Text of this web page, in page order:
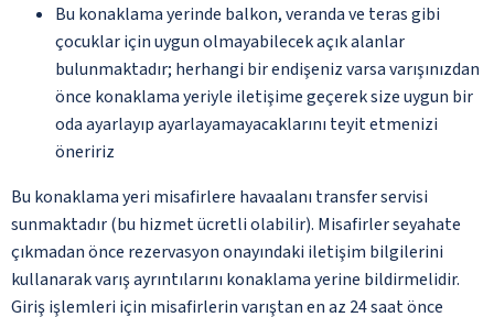
Bu konaklama yerinde balkon, veranda ve teras gibi
çocuklar için uygun olmayabilecek açık alanlar
bulunmaktadır; herhangi bir endişeniz varsa varışınızdan
önce konaklama yeriyle iletişime geçerek size uygun bir
oda ayarlayıp ayarlayamayacaklarını teyit etmenizi
öneririz
Bu konaklama yeri misafirlere havaalanı transfer servisi
sunmaktadır (bu hizmet ücretli olabilir). Misafirler seyahate
çıkmadan önce rezervasyon onayındaki iletişim bilgilerini
kullanarak varış ayrıntılarını konaklama yerine bildirmelidir.
Giriş işlemleri için misafirlerin varıştan en az 24 saat önce